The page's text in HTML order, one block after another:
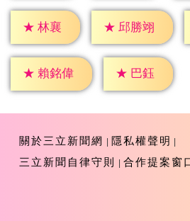
★ 林襄 ★ 邱勝翊
★ 賴銘偉 ★ 巴鈺
關於三立新聞網
隱私權聲明
三立新聞自律守則
合作提案窗